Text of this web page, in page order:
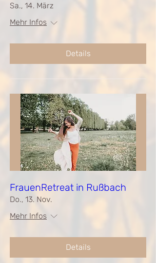
Sa., 14. März
Mehr Infos
Details
FrauenRetreat in Rußbach
Do., 13. Nov.
Mehr Infos
Details